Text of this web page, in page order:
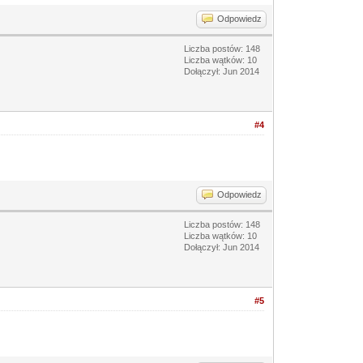
Odpowiedz
Liczba postów: 148
Liczba wątków: 10
Dołączył: Jun 2014
#4
Odpowiedz
Liczba postów: 148
Liczba wątków: 10
Dołączył: Jun 2014
#5